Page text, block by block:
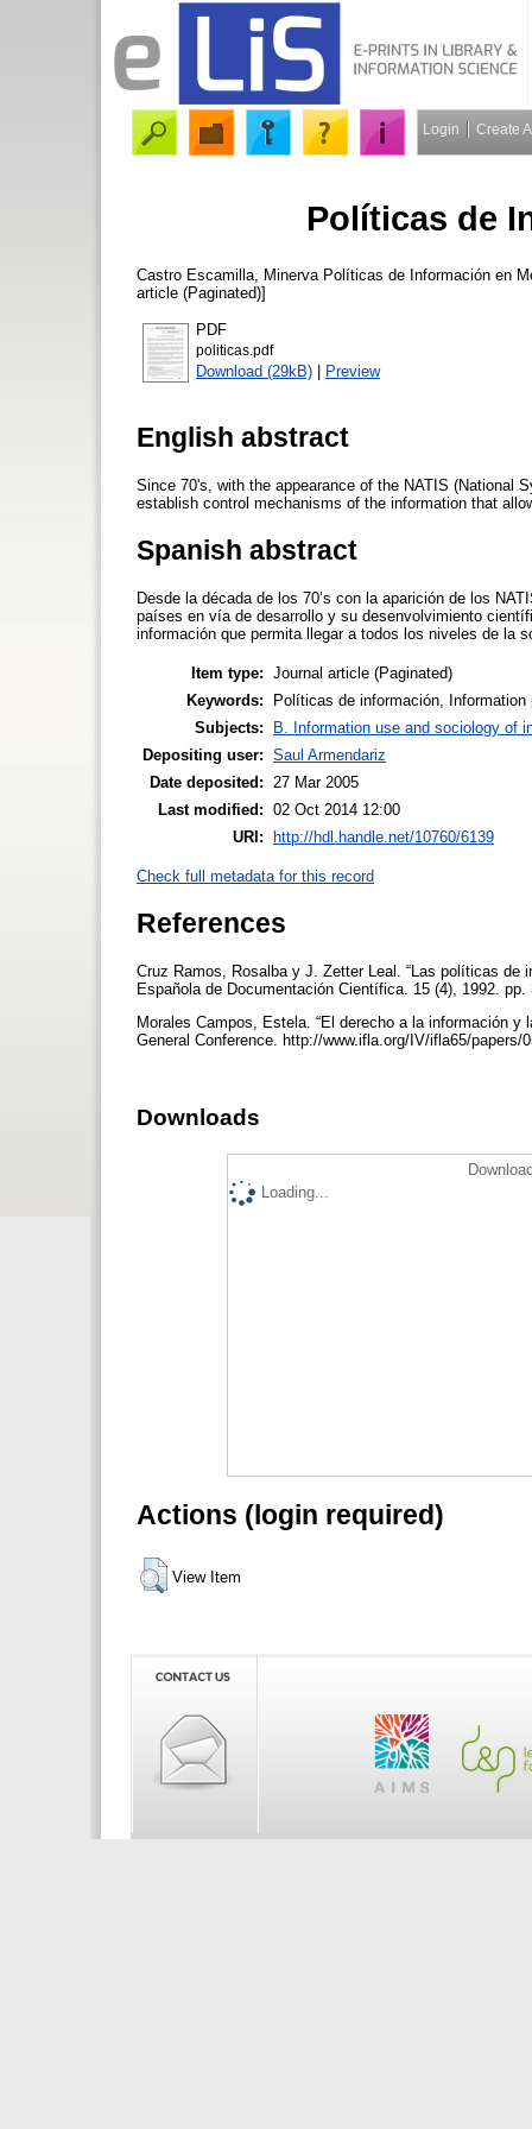
Login Create
Políticas de
Castro Escamilla, Minerva Políticas de Información en
article (Paginated)]
PDF
politicas.pdf
Download (29kB) | Preview
English abstract
Since 70's, with the appearance of the NATIS (National
establish control mechanisms of the information that
Spanish abstract
Desde la década de los 70’s con la aparición de los
países en vía de desarrollo y su desenvolvimiento
información que permita llegar a todos los niveles de la
Item type: Journal article (Paginated)
Keywords:
Políticas de información,
Subjects:
B. Information use and sociology of
Depositing user: Saul Armendariz
Date deposited:
27 Mar 2005
Last modified: 02 Oct 2014 12:00
URI:
http://hdl.handle.net/10760/6139
Check full metadata for this record
References
Cruz Ramos, Rosalba y J. Zetter Leal. “Las políticas de
Española de Documentación Científica. 15 (4), 1992.
Morales Campos, Estela. “El derecho a la información
General Conference. http://www.ifla.org/IV/ifla65/papers/
Downloads
Loading...
Actions (login required)
View Item